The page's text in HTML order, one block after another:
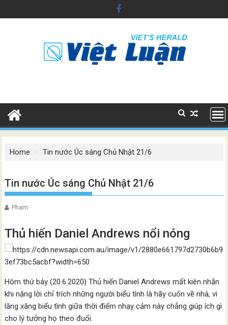
to
Home Tin nước Úc sáng Chủ Nhật 21/6
Tin nước Úc sáng Chủ Nhật 21/6
Pham
Thủ hiến Daniel Andrews nổi nóng
Hôm thứ bảy (20.6.2020) Thủ hiến Daniel Andrews mất kiên nhẫn
khi nặng lời chỉ trích những người biểu tình là hãy cuốn về nhà, vì
lăng xăng biểu tình giữa thời điểm nhạy cảm này chẳng giúp ích gì
cho lý tưởng họ theo đuổi.